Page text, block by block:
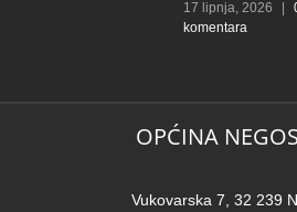
17 lipnja, 2026
komentara
OPĆINA
Vukovarska 7, 32 239